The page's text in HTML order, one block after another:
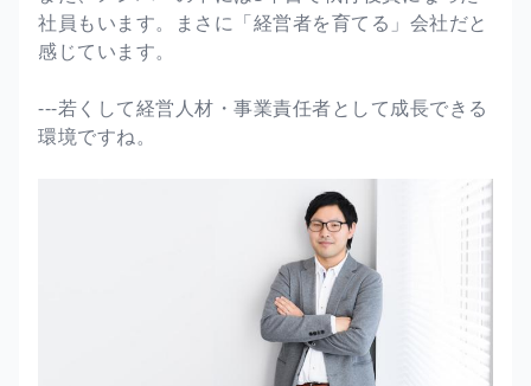
社員もいます。まさに「経営者を育てる」会社だと
感じています。
---若くして経営人材・事業責任者として成長できる
環境ですね。